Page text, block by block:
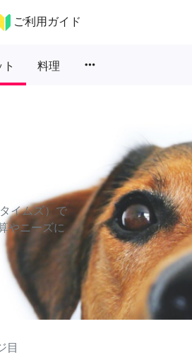
ご利用ガイド
料理 more_horiz
イムズ）で
やニーズに
目